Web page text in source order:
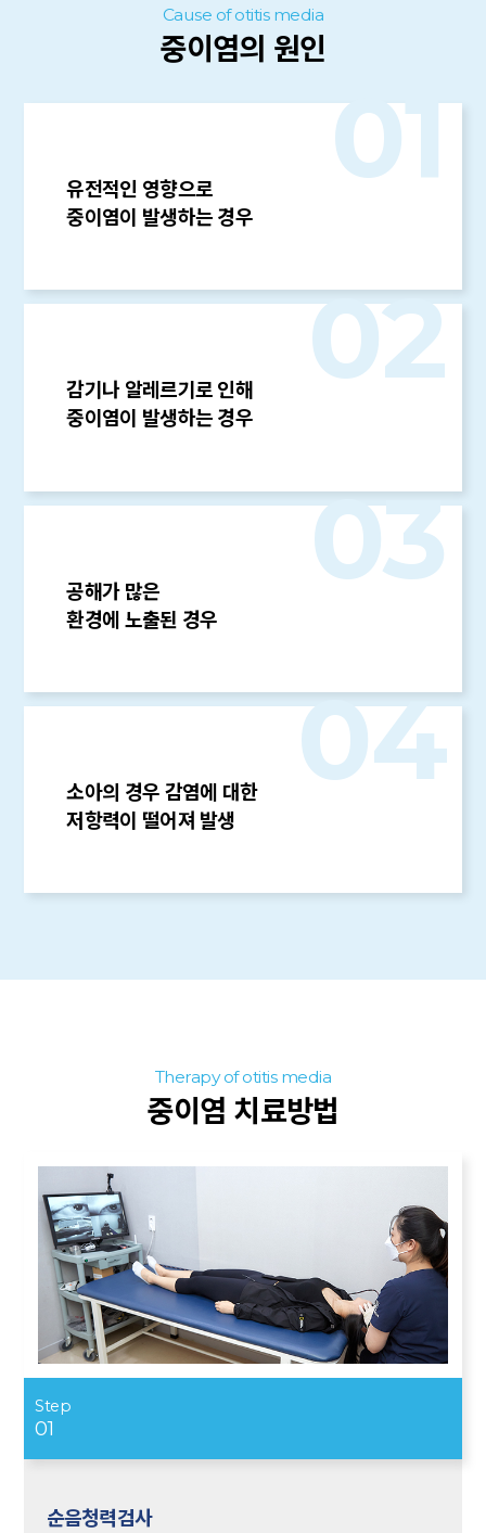
Cause of otitis media
중이염의 원인
01
유전적인 영향으로
중이염이 발생하는 경우
02
감기나 알레르기로 인해
중이염이 발생하는 경우
03
공해가 많은
환경에 노출된 경우
04
소아의 경우 감염에 대한
저항력이 떨어져 발생
Therapy of otitis media
중이염 치료방법
Step
01
순음청력검사